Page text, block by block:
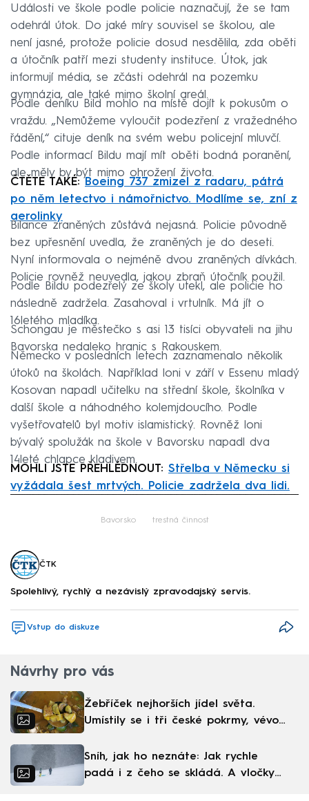
Události ve škole podle policie naznačují, že se tam
odehrál útok. Do jaké míry souvisel se školou, ale
není jasné, protože policie dosud nesdělila, zda oběti
a útočník patří mezi studenty instituce. Útok, jak
informují média, se zčásti odehrál na pozemku
gymnázia, ale také mimo školní areál.
Podle deníku Bild mohlo na místě dojít k pokusům o
vraždu. „Nemůžeme vyloučit podezření z vražedného
řádění,“ cituje deník na svém webu policejní mluvčí.
Podle informací Bildu mají mít oběti bodná poranění,
ale měly by být mimo ohrožení života.
ČTĚTE TAKÉ:Boeing 737 zmizel z radaru, pátrá
po něm letectvo i námořnictvo. Modlíme se, zní z
aerolinky
Bilance zraněných zůstává nejasná. Policie původně
bez upřesnění uvedla, že zraněných je do deseti.
Nyní informovala o nejméně dvou zraněných dívkách.
Policie rovněž neuvedla, jakou zbraň útočník použil.
Podle Bildu podezřelý ze školy utekl, ale policie ho
následně zadržela. Zasahoval i vrtulník. Má jít o
16letého mladíka.
Schongau je městečko s asi 13 tisíci obyvateli na jihu
Bavorska nedaleko hranic s Rakouskem.
Německo v posledních letech zaznamenalo několik
útoků na školách. Například loni v září v Essenu mladý
Kosovan napadl učitelku na střední škole, školníka v
další škole a náhodného kolemjdoucího. Podle
vyšetřovatelů byl motiv islamistický. Rovněž loni
bývalý spolužák na škole v Bavorsku napadl dva
14leté chlapce kladivem.
MOHLI JSTE PŘEHLÉDNOUT: Střelba v Německu si
vyžádala šest mrtvých. Policie zadržela dva lidi.
Bavorsko trestná činnost
ČTK
Spolehlivý, rychlý a nezávislý zpravodajský servis.
Vstup do diskuze
Návrhy pro vás
Žebříček nejhorších jídel světa.
Umístily se i tři české pokrmy, vévodí
Sníh, jak ho neznáte: Jak rychle
padá i z čeho se skládá. A vločky